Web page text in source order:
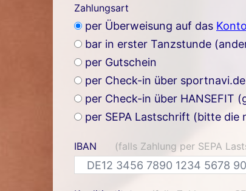
Zahlungsart
per Überweisung auf das
bar in erster Tanzstunde
per Gutschein
per Check-in über
per Check-in über HANSEFIT
per SEPA Lastschrift (bitte die
IBAN (falls Zahlung per SEPA